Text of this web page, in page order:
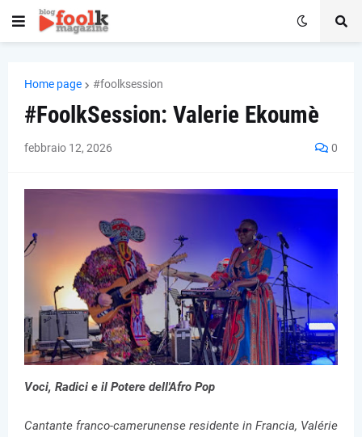
Home page #foolksession
#FoolkSession: Valerie Ekoumè
febbraio 12, 2026 0
Voci, Radici e il Potere dell'Afro Pop
Cantante franco-camerunense residente in Francia, Valérie